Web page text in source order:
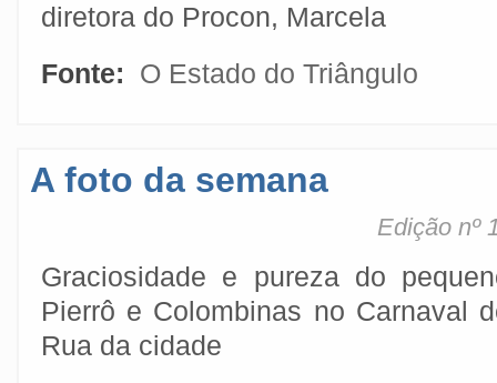
diretora do Procon, Marcela
Fonte:
O Estado do Triângulo
A foto da semana
Edição nº
Graciosidade e pureza do
Pierrô e Colombinas no Carnaval
Rua da cidade